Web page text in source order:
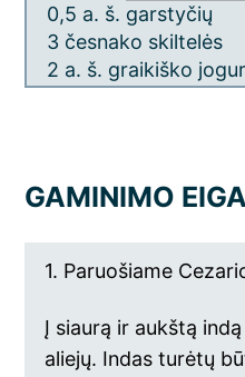
0,5 a. š. garstyčių
3 česnako skiltelės
2 a. š. graikiško
GAMINIMO
1. Paruošiame
Į siaurą ir aukštą
aliejų. Indas turėtų